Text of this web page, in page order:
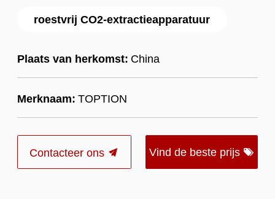
roestvrij CO2-extractieapparatuur
Plaats van herkomst: China
Merknaam: TOPTION
Contacteer ons Vind de beste prijs